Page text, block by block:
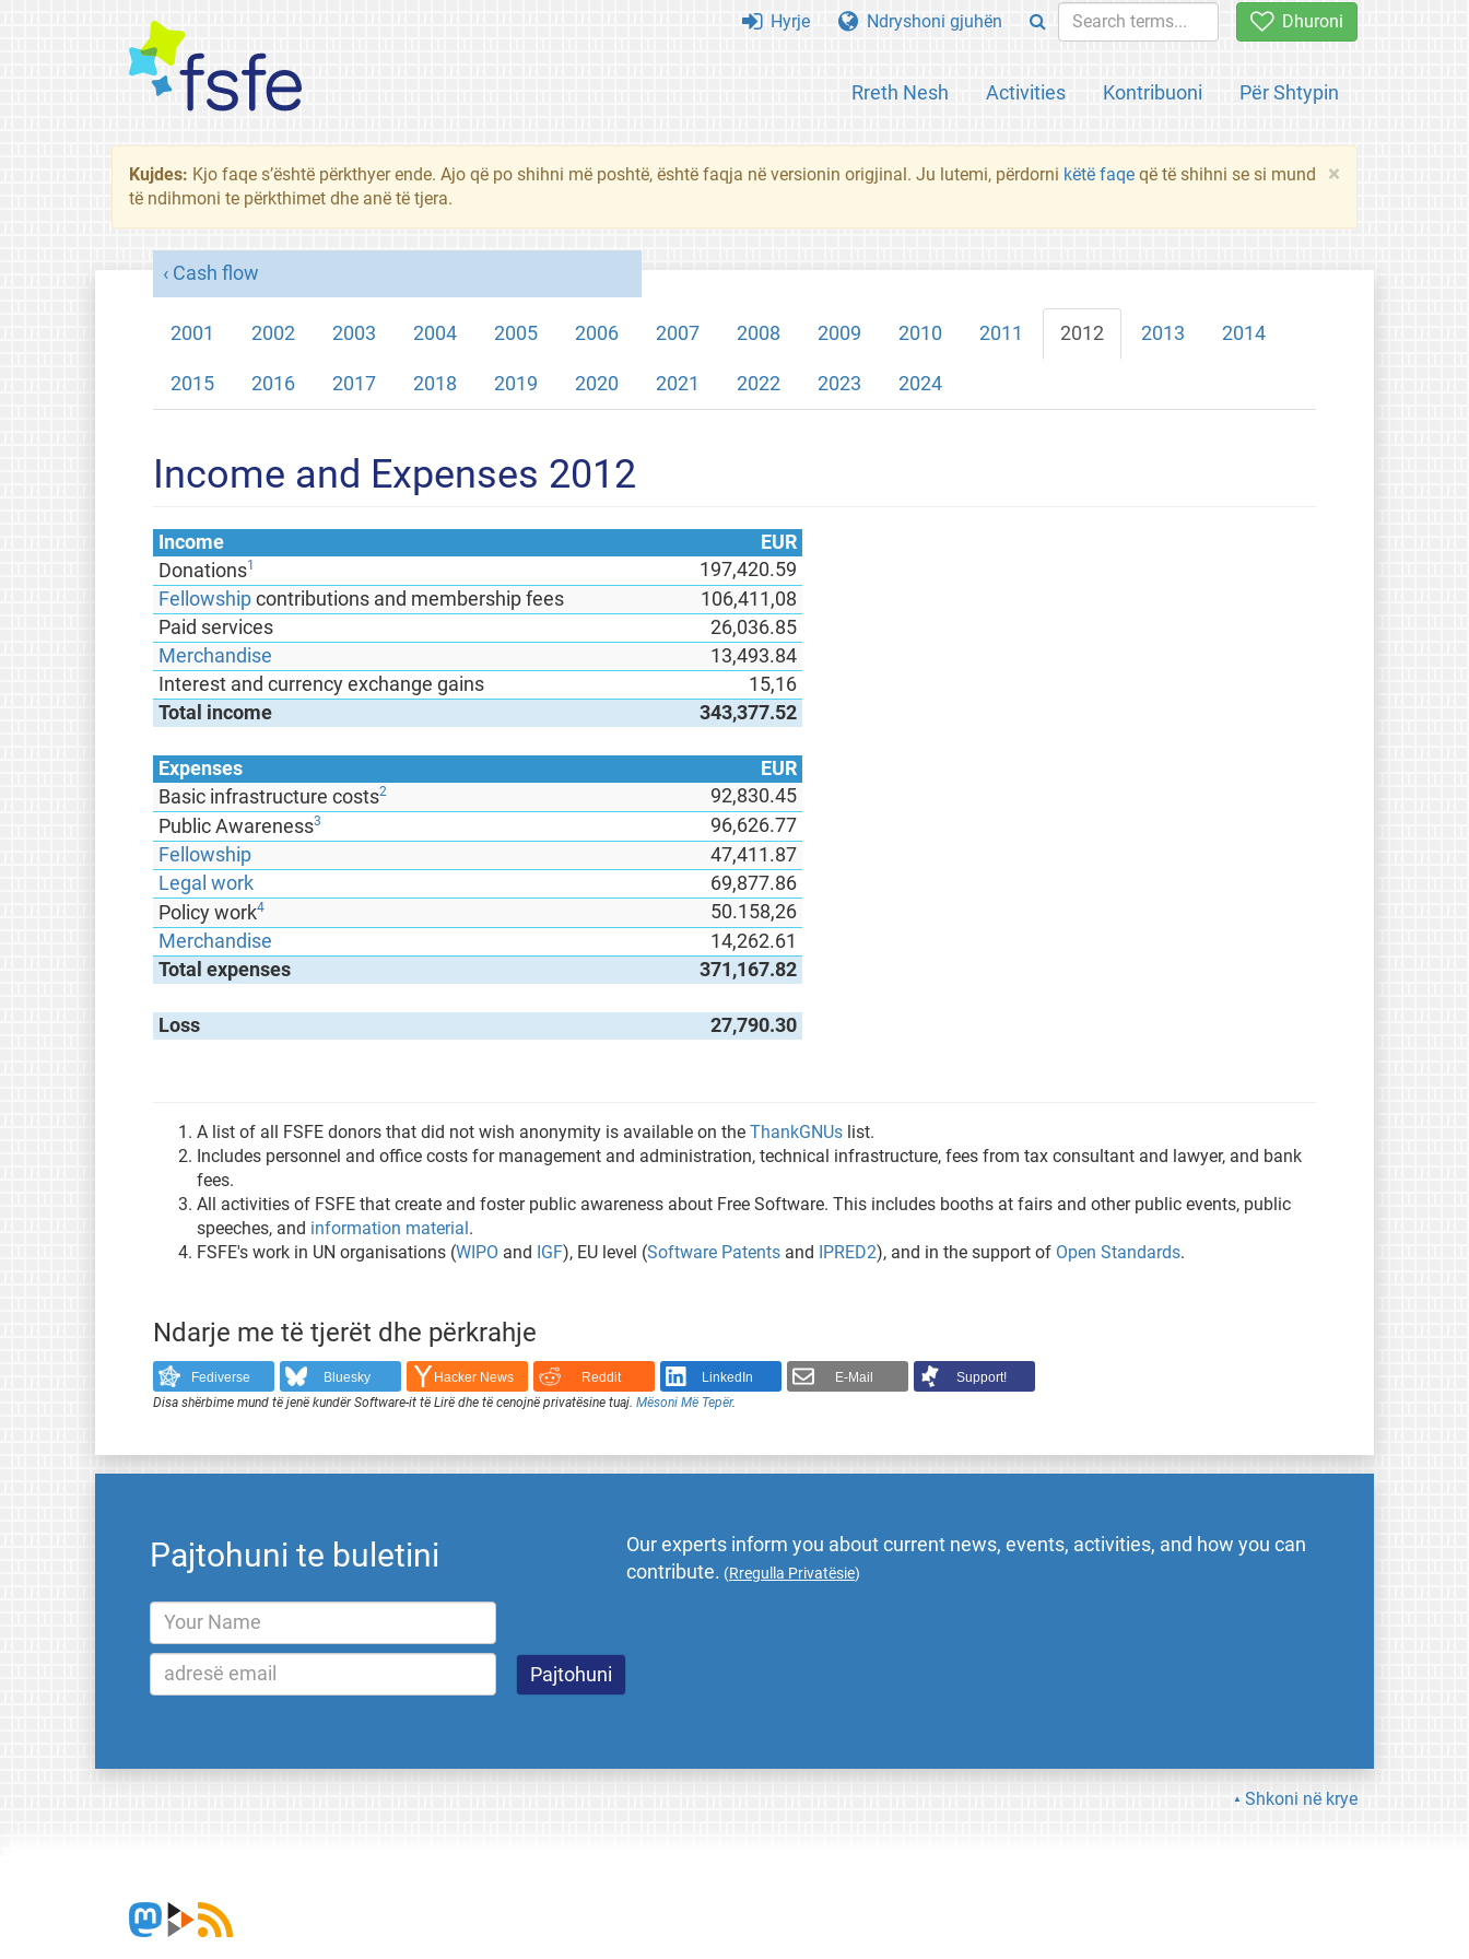
Dhuroni
Rreth Nesh Activities Kontribuoni Për Shtypin
Hyrje Ndryshoni gjuhën
×
Kujdes: Kjo faqe s’është përkthyer ende. Ajo që po shihni më poshtë, është faqja në versionin origjinal. Ju lutemi, përdorni këtë faqe që të shihni se si mund
të ndihmoni te përkthimet dhe anë të tjera.
Cash flow
2001 2002 2003 2004 2005 2006 2007 2008 2009 2010 2011 2012 2013 2014
2015 2016 2017 2018 2019 2020 2021 2022 2023 2024
Income and Expenses 2012
Income
EUR
Donations1
197,420.59
Fellowship contributions and membership fees
106,411,08
Paid services
26,036.85
Merchandise
13,493.84
Interest and currency exchange gains
15,16
Total income
343,377.52
Expenses
EUR
Basic infrastructure costs2
92,830.45
Public Awareness3
96,626.77
Fellowship
47,411.87
Legal work
69,877.86
Policy work4
50.158,26
Merchandise
14,262.61
Total expenses
371,167.82
Loss 27,790.30
A list of all FSFE donors that did not wish anonymity is available on the ThankGNUslist.
Includes personnel and office costs for management and administration, technical infrastructure, fees from tax consultant and lawyer, and bank
fees.
All activities of FSFE that create and foster public awareness about Free Software. This includes booths at fairs and other public events, public
speeches, and information material.
FSFE's work in UN organisations (WIPO and IGF), EU level (Software Patentsand IPRED2), and in the support of Open Standards.
Ndarje me të tjerët dhe përkrahje
Fediverse Bluesky Hacker News Reddit LinkedIn E-Mail
Support!
Disa shërbime mund të jenë kundër Software-it të Lirë dhe të cenojnë privatësine tuaj. Mësoni Më Tepër.
Pajtohuni te buletini
Our experts inform you about current news, events, activities, and how you can
contribute. (Rregulla Privatësie)
Shkoni në krye